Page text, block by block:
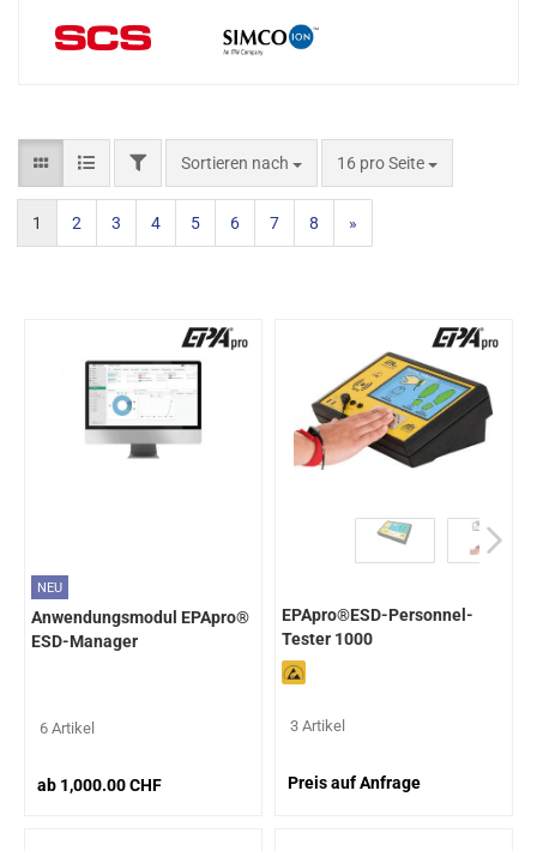
Sortieren nach 16 pro Seite
1 2 3 4 5 6 7 8 »
NEU
Anwendungsmodul EPApro®
ESD-Manager
6 Artikel
ab 1,000.00 CHF
EPApro®ESD-Personnel-
Tester 1000
3 Artikel
Preis auf Anfrage